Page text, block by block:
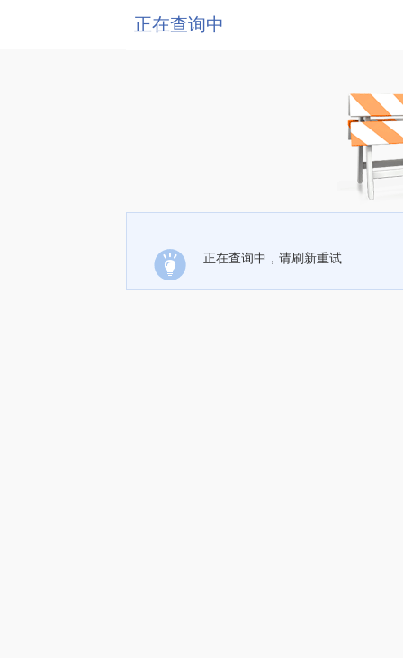
正在查询中
正在查询中，请刷新重试